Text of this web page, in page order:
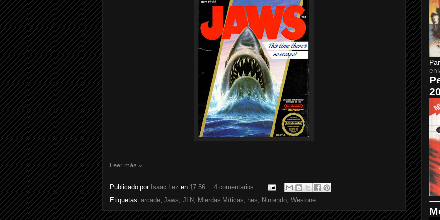
Leer más »
Publicado por Isaac Lez en 17:56
4 comentarios:
Etiquetas: arcade Jaws JLN Mierdas Míticas nes Nintendo Westone